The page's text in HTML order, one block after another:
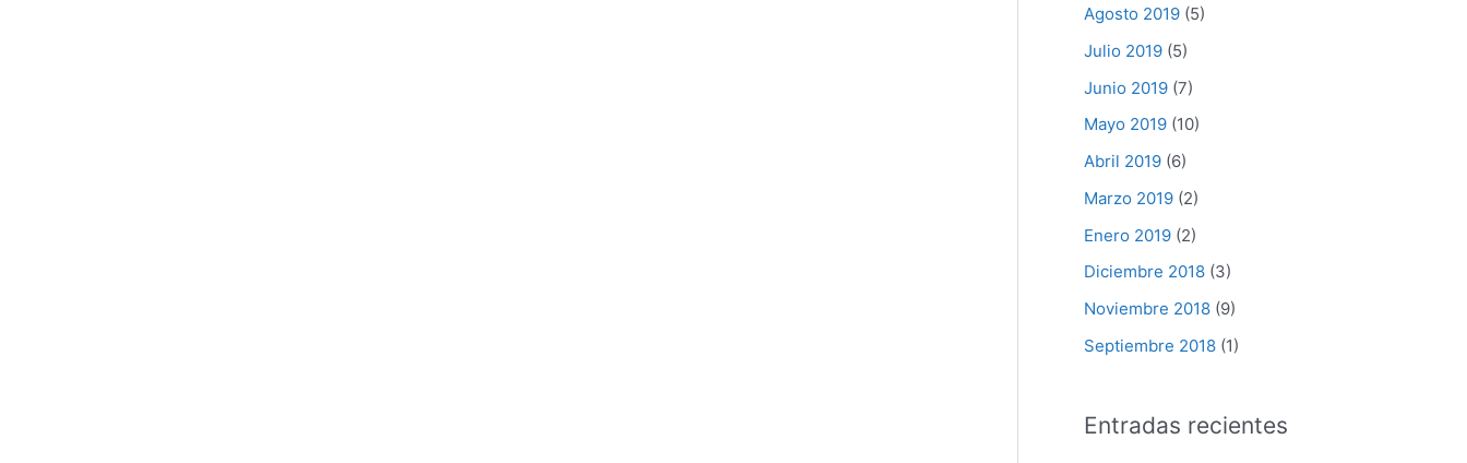
Agosto 2019(5)
Julio 2019(5)
Junio 2019(7)
Mayo 2019(10)
Abril 2019(6)
Marzo 2019(2)
Enero 2019(2)
Diciembre 2018(3)
Noviembre 2018(9)
Septiembre 2018(1)
Entradas recientes